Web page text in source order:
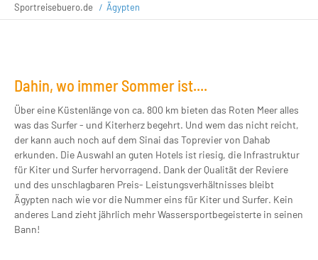
Sportreisebuero.de Ägypten
Dahin, wo immer Sommer ist....
Über eine Küstenlänge von ca. 800 km bieten das Roten Meer alles
was das Surfer - und Kiterherz begehrt. Und wem das nicht reicht,
der kann auch noch auf dem Sinai das Toprevier von Dahab
erkunden. Die Auswahl an guten Hotels ist riesig, die Infrastruktur
für Kiter und Surfer hervorragend. Dank der Qualität der Reviere
und des unschlagbaren Preis- Leistungsverhältnisses bleibt
Ägypten nach wie vor die Nummer eins für Kiter und Surfer. Kein
anderes Land zieht jährlich mehr Wassersportbegeisterte in seinen
Bann!